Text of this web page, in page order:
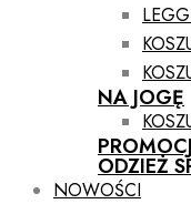
NA JOGĘ
ODZIEŻ
NOWOŚCI